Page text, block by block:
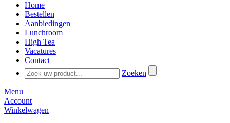
Home
Bestellen
Aanbiedingen
Lunchroom
High Tea
Vacatures
Contact
Zoeken
Menu
Account
Winkelwagen